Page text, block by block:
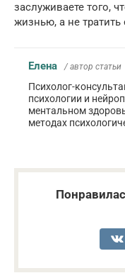
заслуживаете того,
жизнью, а не
Елена / автор статьи
Психолог-
психологии и
ментальном
методах